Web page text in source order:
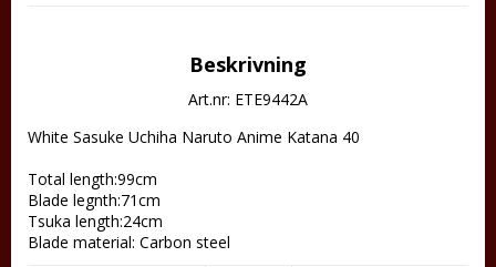
Beskrivning
Art.nr: ETE9442A
White Sasuke Uchiha Naruto Anime Katana 40
Total length:99cm
Blade legnth:71cm
Tsuka length:24cm
Blade material: Carbon steel